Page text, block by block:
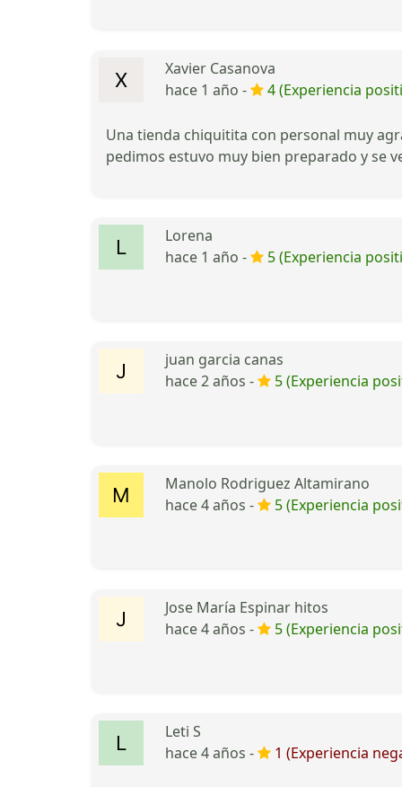
Xavier Casanova
hace 1 año -
4 (Experiencia
Una tienda chiquitita con personal muy
pedimos estuvo muy bien preparado y se
Lorena
hace 1 año -
5 (Experiencia
juan garcia canas
hace 2 años -
5 (Experiencia
Manolo Rodriguez Altamirano
hace 4 años -
5 (Experiencia
Jose María Espinar hitos
hace 4 años -
5 (Experiencia
Leti S
hace 4 años -
1 (Experiencia